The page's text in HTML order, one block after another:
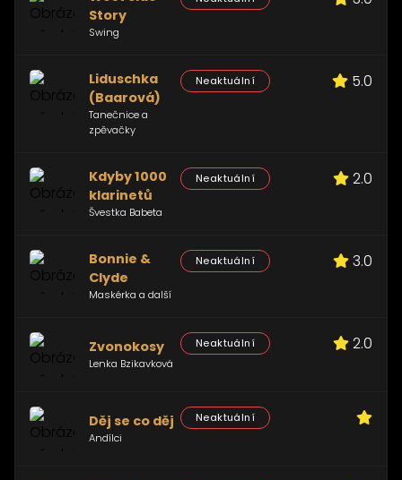
Story
Swing
Liduschka
(Baarová)
Tanečnice a
zpěvačky
Neaktuální 5.0
Kdyby 1000
klarinetů
Švestka Babeta
Neaktuální 2.0
Bonnie &
Clyde
Maskérka a další
Neaktuální 3.0
Zvonokosy
Lenka Bzikavková
Neaktuální 2.0
Děj se co děj
Andílci
Neaktuální